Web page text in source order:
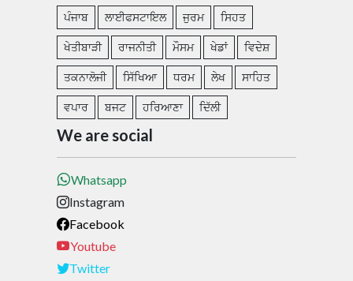
ਪੰਜਾਬ ਲਾਈਫਸਟਾਇਲ ਜੁਰਮ ਸਿਹਤ
ਖੇਤੀਬਾੜੀ ਰਾਜਨੀਤੀ ਮੌਸਮ ਖੇਡਾਂ ਵਿਦੇਸ਼
ਤਕਨਾਲੋਜੀ ਸਿੱਖਿਆ ਧਰਮ ਲੇਖ ਸਾਹਿਤ
ਵਪਾਰ ਬਜਟ ਹਰਿਆਣਾ ਦਿੱਲੀ
We are social
Whatsapp
Instagram
Facebook
Youtube
Twitter